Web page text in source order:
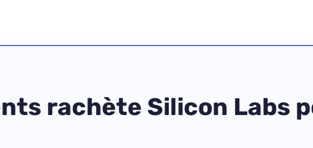
rachète Silicon Labs